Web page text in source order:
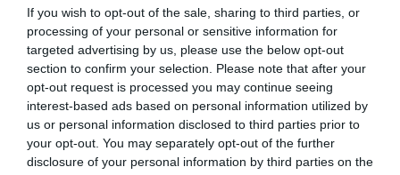
If you wish to opt-out of the sale, sharing to third parties, or
processing of your personal or sensitive information for
targeted advertising by us, please use the below opt-out
section to confirm your selection. Please note that after your
opt-out request is processed you may continue seeing
interest-based ads based on personal information utilized by
us or personal information disclosed to third parties prior to
your opt-out. You may separately opt-out of the further
disclosure of your personal information by third parties on the
06.05.2026 FUTSAL ΓΥΝΑΙΚΩΝ